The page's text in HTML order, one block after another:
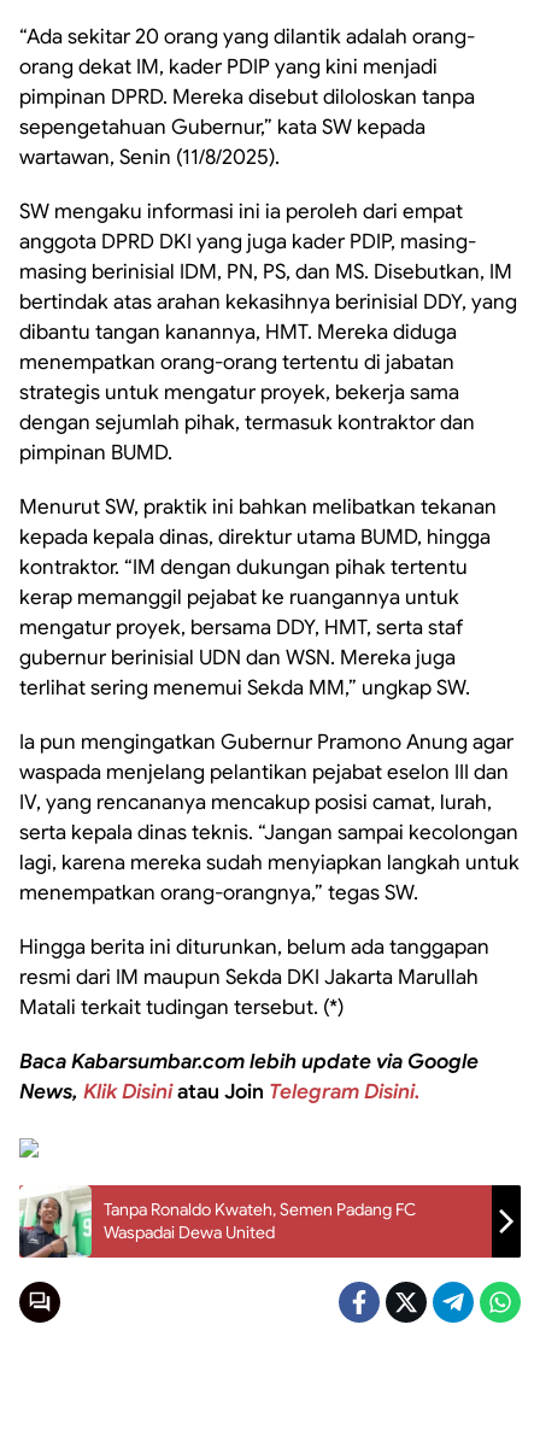
“Ada sekitar 20 orang yang dilantik adalah orang-
orang dekat IM, kader PDIP yang kini menjadi
pimpinan DPRD. Mereka disebut diloloskan tanpa
sepengetahuan Gubernur,” kata SW kepada
wartawan, Senin (11/8/2025).
SW mengaku informasi ini ia peroleh dari empat
anggota DPRD DKI yang juga kader PDIP, masing-
masing berinisial IDM, PN, PS, dan MS. Disebutkan, IM
bertindak atas arahan kekasihnya berinisial DDY, yang
dibantu tangan kanannya, HMT. Mereka diduga
menempatkan orang-orang tertentu di jabatan
strategis untuk mengatur proyek, bekerja sama
dengan sejumlah pihak, termasuk kontraktor dan
pimpinan BUMD.
Menurut SW, praktik ini bahkan melibatkan tekanan
kepada kepala dinas, direktur utama BUMD, hingga
kontraktor. “IM dengan dukungan pihak tertentu
kerap memanggil pejabat ke ruangannya untuk
mengatur proyek, bersama DDY, HMT, serta staf
gubernur berinisial UDN dan WSN. Mereka juga
terlihat sering menemui Sekda MM,” ungkap SW.
Ia pun mengingatkan Gubernur Pramono Anung agar
waspada menjelang pelantikan pejabat eselon III dan
IV, yang rencananya mencakup posisi camat, lurah,
serta kepala dinas teknis. “Jangan sampai kecolongan
lagi, karena mereka sudah menyiapkan langkah untuk
menempatkan orang-orangnya,” tegas SW.
Hingga berita ini diturunkan, belum ada tanggapan
resmi dari IM maupun Sekda DKI Jakarta Marullah
Matali terkait tudingan tersebut. (*)
Baca Kabarsumbar.com lebih update via Google
News, Klik Disiniatau Join Telegram Disini.
Tanpa Ronaldo Kwateh, Semen Padang FC
Waspadai Dewa United